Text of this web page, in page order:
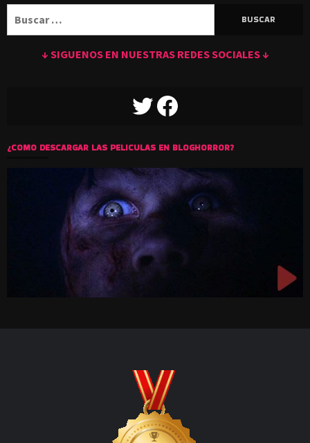
↓ SIGUENOS EN NUESTRAS REDES SOCIALES ↓
TWITTERFACEBOOK
¿COMO DESCARGAR LAS PELICULAS EN BLOGHORROR?